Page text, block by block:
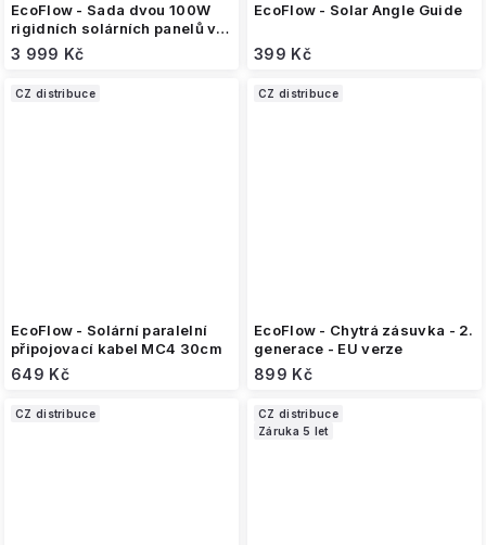
EcoFlow - Sada dvou 100W
rigidních solárních panelů vč.
sady pro uchycení
3 999 Kč
EcoFlow - Solar Angle Guide
399 Kč
CZ distribuce
EcoFlow - Solární paralelní
připojovací kabel MC4 30cm
649 Kč
CZ distribuce
EcoFlow - Chytrá zásuvka - 2.
generace - EU verze
899 Kč
CZ distribuce
CZ distribuce
Záruka 5 let